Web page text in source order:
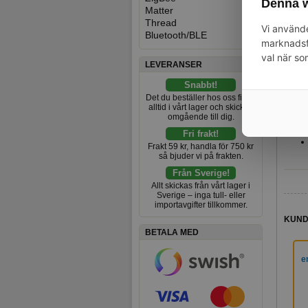
Matter
Thread
Bluetooth/BLE
LEVERANSER
Snabbt!
Det du beställer hos oss finns
alltid i vårt lager och skickas
omgående till dig.
Fri frakt!
Frakt 59 kr, handla för 750 kr
så bjuder vi på frakten.
Från Sverige!
Allt skickas från vårt lager i
Sverige – inga tull- eller
importavgifter tillkommer.
BETALA MED
Denna
Vi
val när